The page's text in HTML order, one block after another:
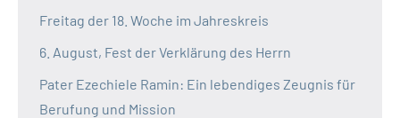
Freitag der 18. Woche im Jahreskreis
6. August, Fest der Verklärung des Herrn
Pater Ezechiele Ramin: Ein lebendiges Zeugnis für
Berufung und Mission